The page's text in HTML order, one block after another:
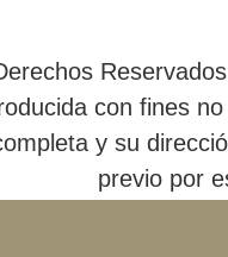
con fines
y su
previo por